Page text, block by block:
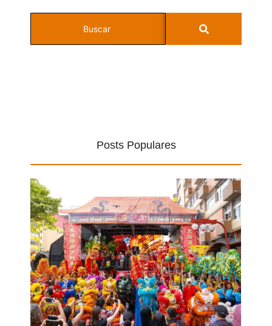
Posts Populares